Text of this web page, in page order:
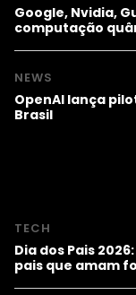
Google, Nvidia,
computação
NEWS
OpenAI lança
Brasil
TECH
Dia dos Pais
pais que amam